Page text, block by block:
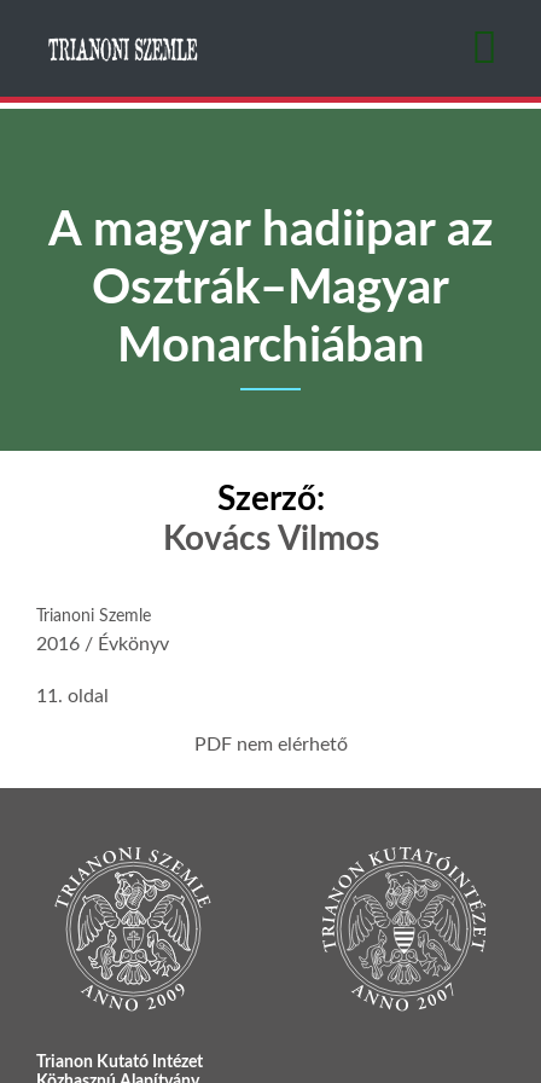
A magyar hadiipar az
Osztrák–Magyar
Monarchiában
Szerző:
Kovács Vilmos
Trianoni Szemle
2016 / Évkönyv
11. oldal
PDF nem elérhető
Trianon Kutató Intézet